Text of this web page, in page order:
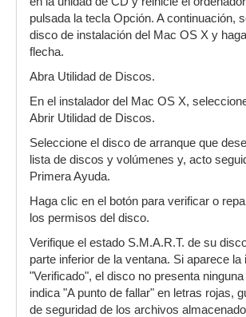
pulsada la tecla Opción. A continuación,
disco de instalación del Mac OS X y
flecha.
Abra Utilidad de Discos.
En el instalador del Mac OS X,
Abrir Utilidad de Discos.
Seleccione el disco de arranque que
lista de discos y volúmenes y, acto
Primera Ayuda.
Haga clic en el botón para verificar o
los permisos del disco.
Verifique el estado S.M.A.R.T. de su
parte inferior de la ventana. Si aparece la
"Verificado", el disco no presenta
indica "A punto de fallar" en letras rojas,
de seguridad de los archivos